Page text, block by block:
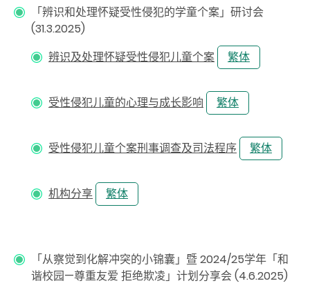
「辨识和处理怀疑受性侵犯的学童个案」研讨会
(31.3.2025)
辨识及处理怀疑受性侵犯儿童个案
繁体
受性侵犯儿童的心理与成长影响 繁体
受性侵犯儿童个案刑事调查及司法程序 繁体
机构分享 繁体
「从察觉到化解冲突的小锦囊」暨 2024/25学年「和
谐校园—尊重友爱 拒绝欺凌」计划分享会 (4.6.2025)